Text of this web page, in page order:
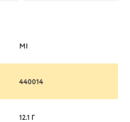
MI
440014
12.1 Г